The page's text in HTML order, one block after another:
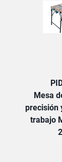
Mesa
precisión
trabajo